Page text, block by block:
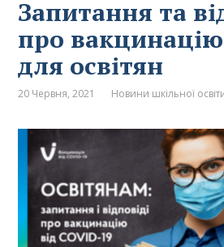
Запитання та
про
для освітян
20 Червня, 2021 Новини шкільної